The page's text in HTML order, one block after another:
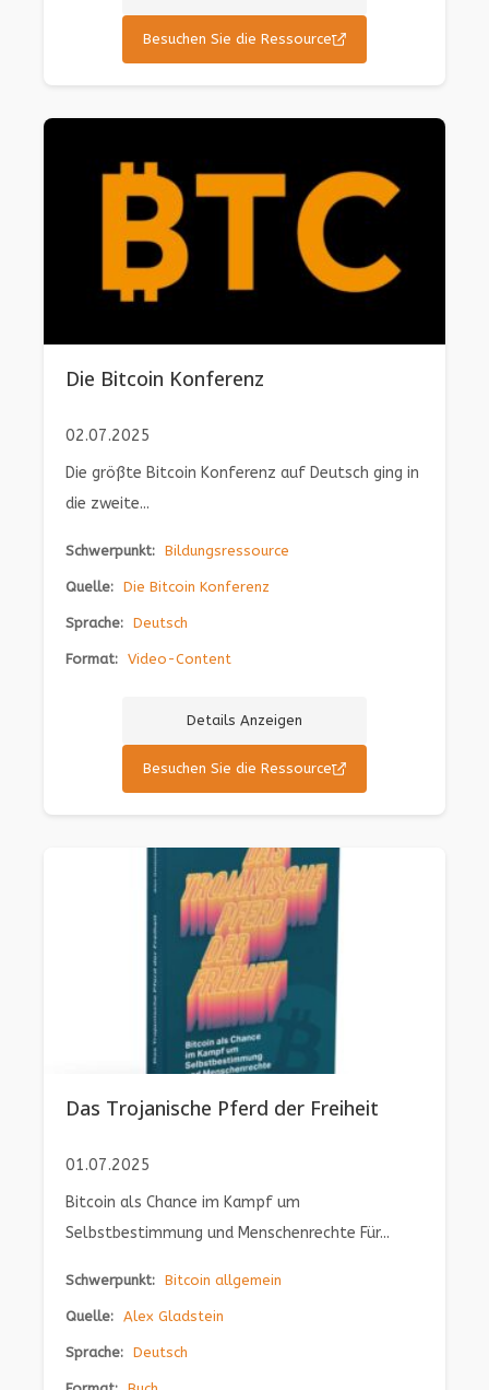
Besuchen Sie die Ressource
Die Bitcoin Konferenz
02.07.2025
Die größte Bitcoin Konferenz auf Deutsch ging in
die zweite...
Schwerpunkt: Bildungsressource
Quelle: Die Bitcoin Konferenz
Sprache: Deutsch
Format: Video-Content
Details Anzeigen
Besuchen Sie die Ressource
Das Trojanische Pferd der Freiheit
01.07.2025
Bitcoin als Chance im Kampf um
Selbstbestimmung und Menschenrechte Für...
Schwerpunkt: Bitcoin allgemein
Quelle: Alex Gladstein
Sprache: Deutsch